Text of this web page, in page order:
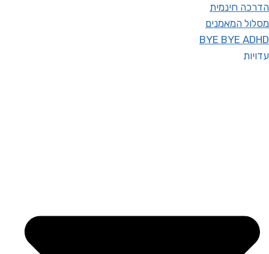
הדרכה חינמית
מסלול המאמנים
BYE BYE ADHD
עדויות